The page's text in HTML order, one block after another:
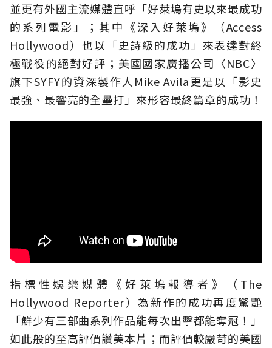
並更有外國主流媒體直呼「好萊塢有史以來最成功
的系列電影」；其中《深入好萊塢》（Access
Hollywood）也以「史詩級的成功」來表達對終
極戰役的絕對好評；美國國家廣播公司〈NBC〉
旗下SYFY的資深製作人Mike Avila更是以「影史
最強、最響亮的全壘打」來形容最終篇章的成功！
指標性娛樂媒體《好萊塢報導者》（The
Hollywood Reporter）為新作的成功再度驚艷
「鮮少有三部曲系列作品能每次出擊都能奪冠！」
如此般的至高評價讚美本片；而評價較嚴苛的美國